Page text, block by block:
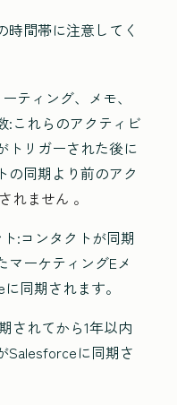
時間帯に注意してく
ティング、メモ、
:これらのアクティビ
トリガーされた後に
の同期より前のアク
されません 。
:コンタクトが同期
マーケティングEメ
同期されます。
されてから1年以内
Salesforceに同期さ